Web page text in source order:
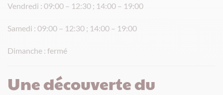
Vendredi : 09:00 – 12:30 ; 14:00 – 19:00
Samedi : 09:00 – 12:30 ; 14:00 – 19:00
Dimanche : fermé
Une découverte du